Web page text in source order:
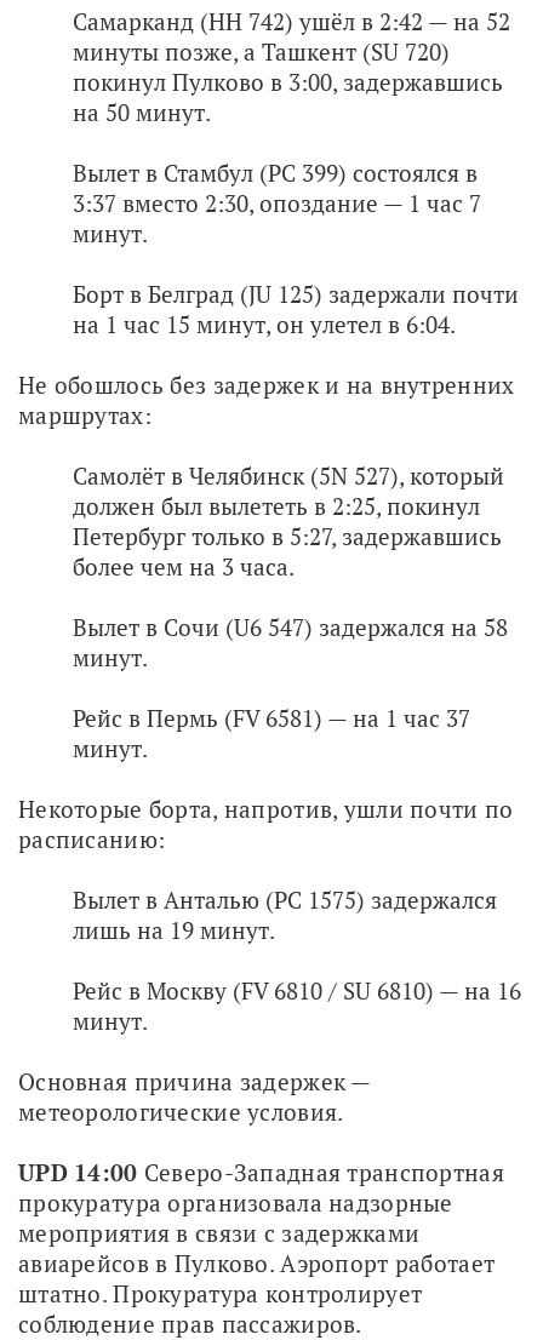
Самарканд (HH 742) ушёл в 2:42 — на 52
минуты позже, а Ташкент (SU 720)
покинул Пулково в 3:00, задержавшись
на 50 минут.
Вылет в Стамбул (PC 399) состоялся в
3:37 вместо 2:30, опоздание — 1 час 7
минут.
Борт в Белград (JU 125) задержали почти
на 1 час 15 минут, он улетел в 6:04.
Не обошлось без задержек и на внутренних
маршрутах:
Самолёт в Челябинск (5N 527), который
должен был вылететь в 2:25, покинул
Петербург только в 5:27, задержавшись
более чем на 3 часа.
Вылет в Сочи (U6 547) задержался на 58
минут.
Рейс в Пермь (FV 6581) — на 1 час 37
минут.
Некоторые борта, напротив, ушли почти по
расписанию:
Вылет в Анталью (PC 1575) задержался
лишь на 19 минут.
Рейс в Москву (FV 6810 / SU 6810) — на 16
минут.
Основная причина задержек —
метеорологические условия.
UPD 14:00 Северо-Западная транспортная
прокуратура организовала надзорные
мероприятия в связи с задержками
авиарейсов в Пулково. Аэропорт работает
штатно. Прокуратура контролирует
соблюдение прав пассажиров.